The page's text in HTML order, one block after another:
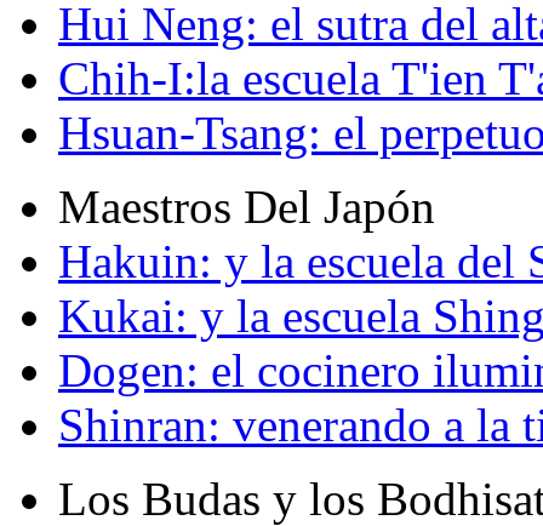
Hui Neng: el sutra del
Chih-I:la escuela T'ien
Hsuan-Tsang: el
Maestros Del Japón
Hakuin: y la escuela del
Kukai: y la escuela
Dogen: el cocinero
Shinran: venerando a la
Los Budas y los